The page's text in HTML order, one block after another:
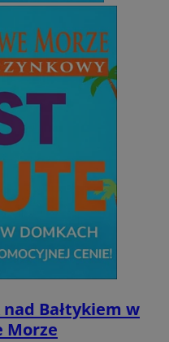
Bałtykiem w
Morze